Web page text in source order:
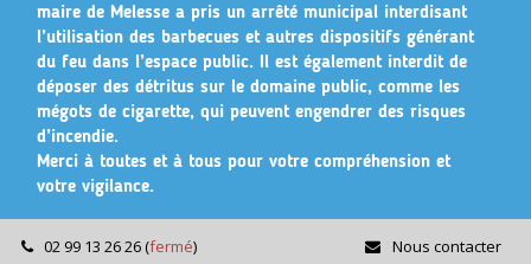
maire de Melesse a pris un arrêté municipal interdisant
l’utilisation des barbecues et autres dispositifs générant
du feu dans l’espace public. Il est également interdit de
déposer des détritus sur le domaine public, comme les
mégots de cigarette, qui peuvent engendrer des risques
d’incendie.
Merci à toutes et à tous pour votre compréhension et
votre vigilance.
02 99 13 26 26(fermé) Nous contacter